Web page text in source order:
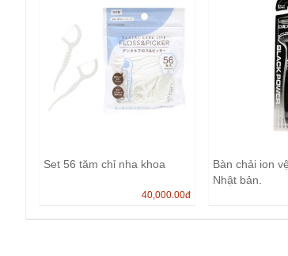
Set 56 tăm chỉ nha khoa
40,000.00đ
Bàn chải ion
Nhật bản.